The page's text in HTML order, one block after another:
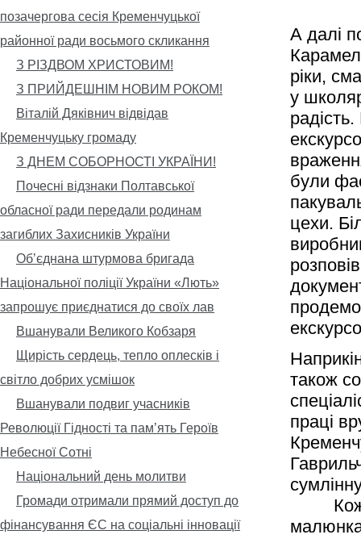
А далі
ріки,
у
були
цехи.
також
праці
Кожна
позачергова сесія Кременчуцької
районної ради восьмого скликання
З РІЗДВОМ ХРИСТОВИМ!
З ПРИЙДЕШНІМ НОВИМ РОКОМ!
Віталій Дяківнич відвідав
Кременчуцьку громаду
З ДНЕМ СОБОРНОСТІ УКРАЇНИ!
Почесні відзнаки Полтавської
обласної ради передали родинам
загиблих Захисників України
Обʼєднана штурмова бригада
Національної поліції України «Лють»
запрошує приєднатися до своїх лав
Вшанували Великого Кобзаря
Щирість сердець, тепло оплесків і
світло добрих усмішок
Вшанували подвиг учасників
Революції Гідності та пам’ять Героїв
Небесної Сотні
Національний день молитви
Громади отримали прямий доступ до
фінансування ЄС на соціальні інновації